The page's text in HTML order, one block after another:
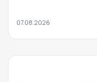
07.08.2026